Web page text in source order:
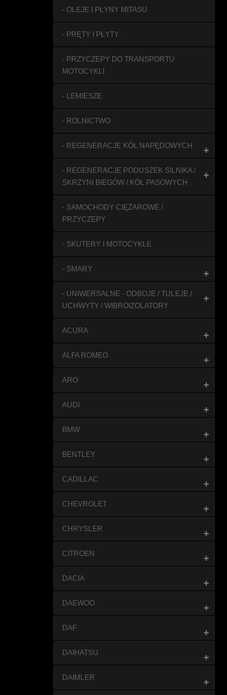
- OLEJE I PŁYNY MITASU
- PRĘTY I PŁYTY
- PRZYCZEPY DO TRANSPORTU
MOTOCYKLI
- LEMIESZE
- ROLNICTWO
- REGENERACJE KÓŁ NAPĘDOWYCH +
- REGENERACJE PODUSZEK SILNIKA /
SKRZYNI BIEGÓW / KÓŁ PASOWYCH
+
- SAMOCHODY CIĘŻAROWE /
PRZYCZEPY
- SKUTERY I MOTOCYKLE
- SMARY +
- UNIWERSALNE - ODBOJE / TULEJE /
UCHWYTY / WIBROIZOLATORY
+
ACURA +
ALFA ROMEO +
ARO +
AUDI +
BMW +
BENTLEY +
CADILLAC +
CHEVROLET +
CHRYSLER +
CITROEN +
DACIA +
DAEWOO +
DAF +
DAIHATSU +
DAIMLER +